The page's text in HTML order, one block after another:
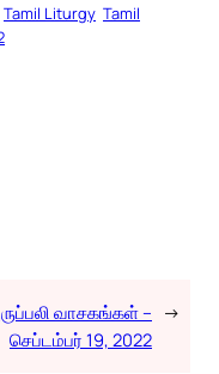
Tamil Liturgy Tamil
வாசகங்கள் –
செப்டம்பர் 19, 2022
→